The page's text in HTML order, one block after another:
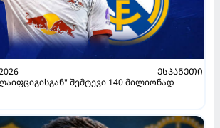
ᲔᲡᲞᲐᲜᲔᲗᲘ
შემტევი 140 მილიონად